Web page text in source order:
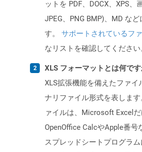
ットを PDF、DOCX、XPS、
JPEG、PNG BMP)、MD な
す。 サポートされているフ
なリストを確認してください
XLS フォーマットとは何で
XLS拡張機能を備えたファイ
ナリファイル形式を表しま
ァイルは、Microsoft Excelだ
OpenOffice CalcやApple番号
スプレッドシートプログラ